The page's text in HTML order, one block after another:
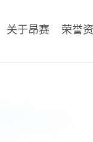
关于昂赛 荣誉